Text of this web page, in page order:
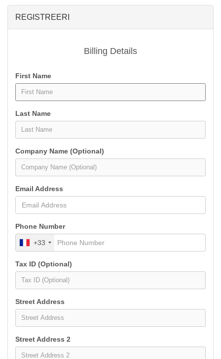
REGISTREERI
Billing Details
First Name
Last Name
Company Name (Optional)
Email Address
Phone Number
+33
Tax ID (Optional)
Street Address
Street Address 2